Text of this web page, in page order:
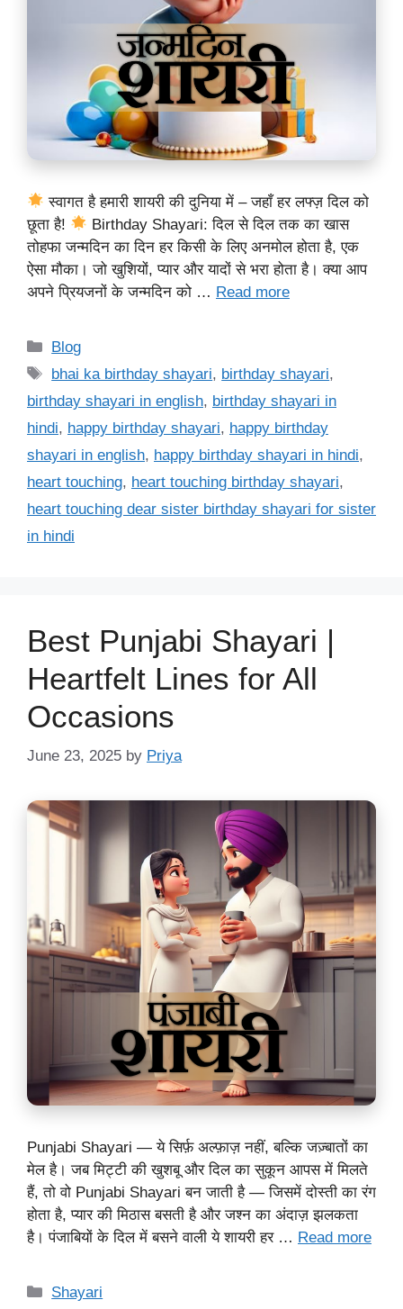
स्वागत है हमारी शायरी की दुनिया में – जहाँ हर लफ्ज़ दिल को
छूता है!
Birthday Shayari: दिल से दिल तक का खास
तोहफा जन्मदिन का दिन हर किसी के लिए अनमोल होता है, एक
ऐसा मौका। जो खुशियों, प्यार और यादों से भरा होता है। क्या आप
अपने प्रियजनों के जन्मदिन को … Read more
Categories
Blog
Tags
bhai ka birthday shayari, birthday shayari,
birthday shayari in english, birthday shayari in
hindi, happy birthday shayari, happy birthday
shayari in english, happy birthday shayari in hindi,
heart touching, heart touching birthday shayari,
heart touching dear sister birthday shayari for sister
in hindi
Best Punjabi Shayari |
Heartfelt Lines for All
Occasions
June 23, 2025 by Priya
Punjabi Shayari — ये सिर्फ़ अल्फ़ाज़ नहीं, बल्कि जज़्बातों का
मेल है। जब मिट्टी की खुशबू और दिल का सुकून आपस में मिलते
हैं, तो वो Punjabi Shayari बन जाती है — जिसमें दोस्ती का रंग
होता है, प्यार की मिठास बसती है और जश्न का अंदाज़ झलकता
है। पंजाबियों के दिल में बसने वाली ये शायरी हर … Read more
Categories
Shayari